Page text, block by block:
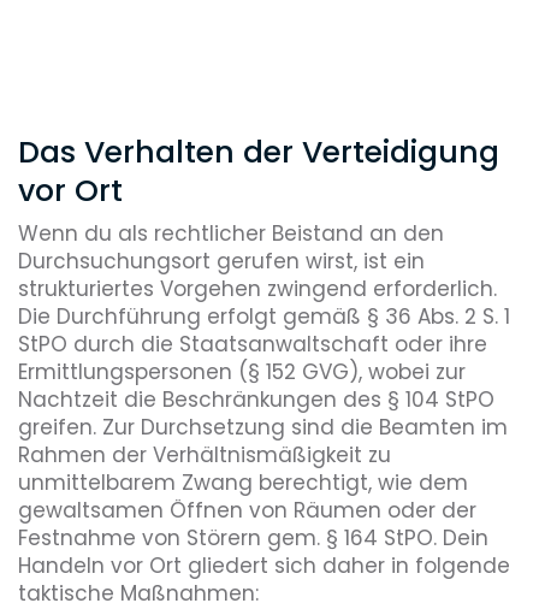
Das Verhalten der Verteidigung
vor Ort
Wenn du als rechtlicher Beistand an den
Durchsuchungsort gerufen wirst, ist ein
strukturiertes Vorgehen zwingend erforderlich.
Die Durchführung erfolgt gemäß § 36 Abs. 2 S. 1
StPO durch die Staatsanwaltschaft oder ihre
Ermittlungspersonen (§ 152 GVG), wobei zur
Nachtzeit die Beschränkungen des § 104 StPO
greifen. Zur Durchsetzung sind die Beamten im
Rahmen der Verhältnismäßigkeit zu
unmittelbarem Zwang berechtigt, wie dem
gewaltsamen Öffnen von Räumen oder der
Festnahme von Störern gem. § 164 StPO. Dein
Handeln vor Ort gliedert sich daher in folgende
taktische Maßnahmen: